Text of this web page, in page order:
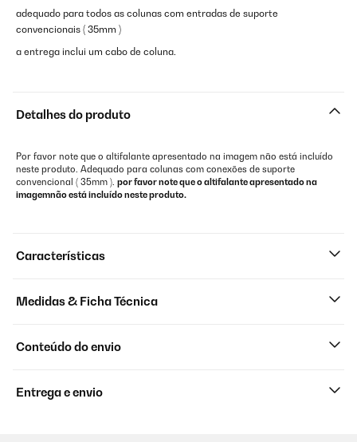
adequado para todos as colunas com entradas de suporte
convencionais ( 35mm )
a entrega inclui um cabo de coluna.
Detalhes do produto
Por favor note que o altifalante apresentado na imagem não está incluído
neste produto. Adequado para colunas com conexões de suporte
convencional ( 35mm ). por favor note que o altifalante apresentado na
imagemnão está incluído neste produto.
Características
Medidas & Ficha Técnica
Conteúdo do envio
Entrega e envio